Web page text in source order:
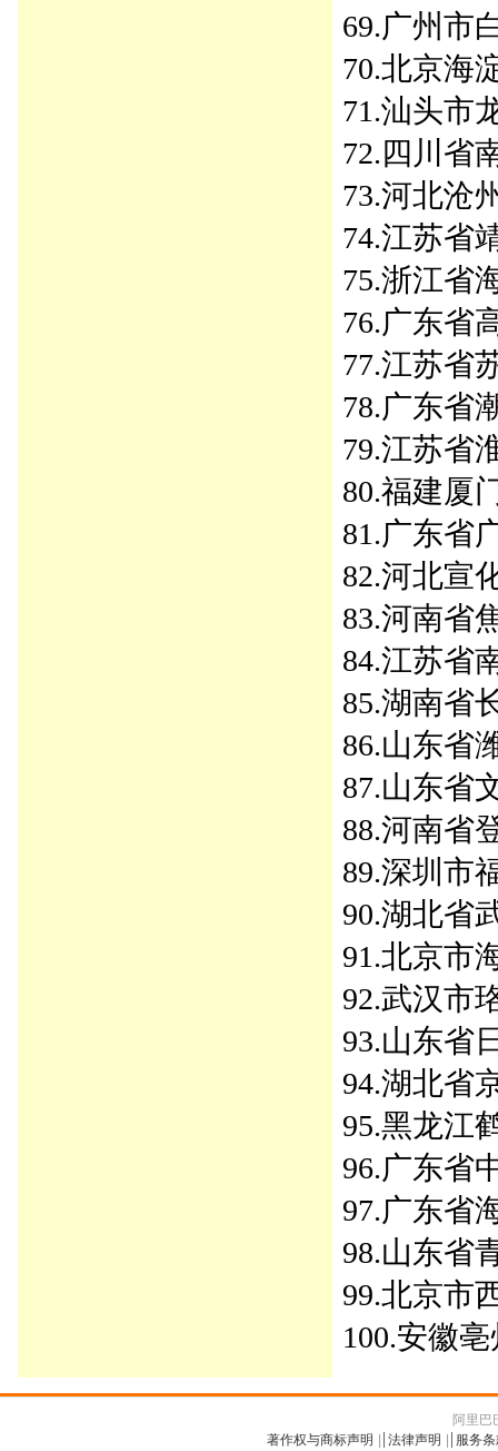
69.广州市
70.北京海
71.汕头市
72.四川省
73.河北沧
74.江苏省
75.浙江省
76.广东省
77.江苏省
78.广东省
79.江苏省
80.福建厦
81.广东省
82.河北宣
83.河南省
84.江苏省
85.湖南省
86.山东省
87.山东省
88.河南省
89.深圳市
90.湖北省
91.北京市
92.武汉市
93.山东省
94.湖北省
95.黑龙江
96.广东省
97.广东省
98.山东省
99.北京市
100.安徽
阿里巴
著作权与商标声明
法律声明
服务